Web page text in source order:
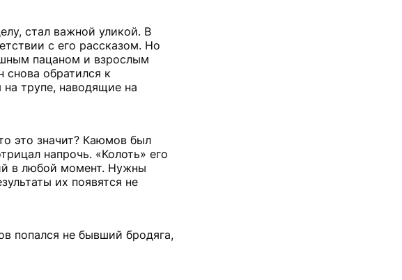
стал важной уликой. В
с его рассказом. Но
пацаном и взрослым
снова обратился к
трупе, наводящие на
это значит? Каюмов был
напрочь. «Колоть» его
в любой момент. Нужны
их появятся не
попался не бывший бродяга,